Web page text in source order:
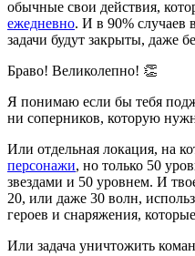
обычные свои действия,
ежедневно. И в 90% случаев
задачи будут закрыты, даже
Браво! Великолепно! 👏
Я понимаю если бы тебя
ни соперников, которую
Или отдельная локация, на
персонажи, но только 50
звездами и 50 уровнем. И
20, или даже 30 волн,
героев и снаряжения,
Или задача уничтожить